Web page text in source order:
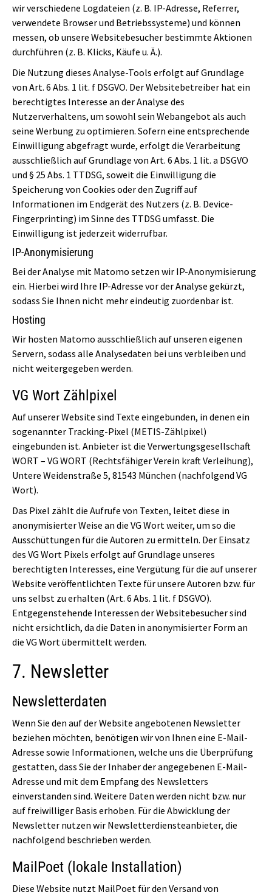
wir verschiedene Logdateien (z. B. IP-Adresse, Referrer,
verwendete Browser und Betriebssysteme) und können
messen, ob unsere Websitebesucher bestimmte Aktionen
durchführen (z. B. Klicks, Käufe u. Ä.).
Die Nutzung dieses Analyse-Tools erfolgt auf Grundlage
von Art. 6 Abs. 1 lit. f DSGVO. Der Websitebetreiber hat ein
berechtigtes Interesse an der Analyse des
Nutzerverhaltens, um sowohl sein Webangebot als auch
seine Werbung zu optimieren. Sofern eine entsprechende
Einwilligung abgefragt wurde, erfolgt die Verarbeitung
ausschließlich auf Grundlage von Art. 6 Abs. 1 lit. a DSGVO
und § 25 Abs. 1 TTDSG, soweit die Einwilligung die
Speicherung von Cookies oder den Zugriff auf
Informationen im Endgerät des Nutzers (z. B. Device-
Fingerprinting) im Sinne des TTDSG umfasst. Die
Einwilligung ist jederzeit widerrufbar.
IP-Anonymisierung
Bei der Analyse mit Matomo setzen wir IP-Anonymisierung
ein. Hierbei wird Ihre IP-Adresse vor der Analyse gekürzt,
sodass Sie Ihnen nicht mehr eindeutig zuordenbar ist.
Hosting
Wir hosten Matomo ausschließlich auf unseren eigenen
Servern, sodass alle Analysedaten bei uns verbleiben und
nicht weitergegeben werden.
VG Wort Zählpixel
Auf unserer Website sind Texte eingebunden, in denen ein
sogenannter Tracking-Pixel (METIS-Zählpixel)
eingebunden ist. Anbieter ist die Verwertungsgesellschaft
WORT – VG WORT (Rechtsfähiger Verein kraft Verleihung),
Untere Weidenstraße 5, 81543 München (nachfolgend VG
Wort).
Das Pixel zählt die Aufrufe von Texten, leitet diese in
anonymisierter Weise an die VG Wort weiter, um so die
Ausschüttungen für die Autoren zu ermitteln. Der Einsatz
des VG Wort Pixels erfolgt auf Grundlage unseres
berechtigten Interesses, eine Vergütung für die auf unserer
Website veröffentlichten Texte für unsere Autoren bzw. für
uns selbst zu erhalten (Art. 6 Abs. 1 lit. f DSGVO).
Entgegenstehende Interessen der Websitebesucher sind
nicht ersichtlich, da die Daten in anonymisierter Form an
die VG Wort übermittelt werden.
7. Newsletter
Newsletter­daten
Wenn Sie den auf der Website angebotenen Newsletter
beziehen möchten, benötigen wir von Ihnen eine E-Mail-
Adresse sowie Informationen, welche uns die Überprüfung
gestatten, dass Sie der Inhaber der angegebenen E-Mail-
Adresse und mit dem Empfang des Newsletters
einverstanden sind. Weitere Daten werden nicht bzw. nur
auf freiwilliger Basis erhoben. Für die Abwicklung der
Newsletter nutzen wir Newsletterdiensteanbieter, die
nachfolgend beschrieben werden.
MailPoet (lokale Installation)
Diese Website nutzt MailPoet für den Versand von